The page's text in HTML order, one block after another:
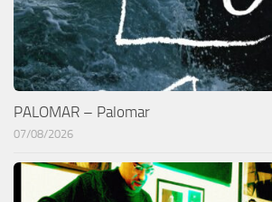
PALOMAR – Palomar
07/08/2026